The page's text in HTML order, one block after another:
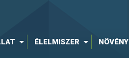
ÉLELMISZER NÖVÉNY